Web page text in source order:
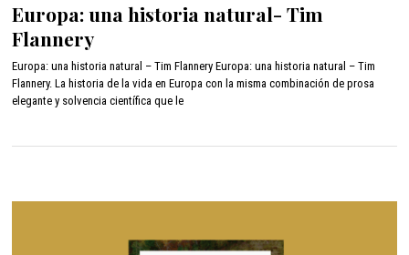
y
,
2
0
Europa: una historia natural- Tim
Flannery
Europa: una historia natural – Tim Flannery Europa: una historia natural – Tim
Flannery. La historia de la vida en Europa con la misma combinación de prosa
elegante y solvencia científica que le